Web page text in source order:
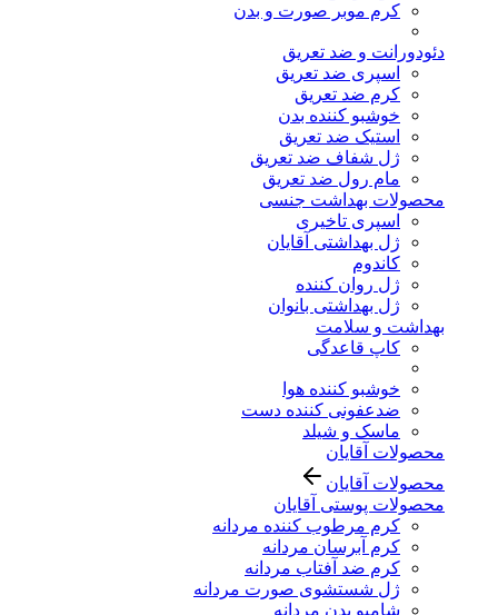
کرم موبر صورت و بدن
دئودورانت و ضد تعریق
اسپری ضد تعریق
کرم ضد تعریق
خوشبو کننده بدن
استیک ضد تعریق
ژل شفاف ضد تعریق
مام رول ضد تعریق
محصولات بهداشت جنسی
اسپری تاخیری
ژل بهداشتی آقایان
کاندوم
ژل روان کننده
ژل بهداشتی بانوان
بهداشت و سلامت
کاپ قاعدگی
خوشبو کننده هوا
ضدعفونی کننده دست
ماسک و شیلد
محصولات آقایان
محصولات آقایان
محصولات پوستی آقایان
کرم مرطوب کننده مردانه
کرم آبرسان مردانه
کرم ضد آفتاب مردانه
ژل شستشوی صورت مردانه
شامپو بدن مردانه